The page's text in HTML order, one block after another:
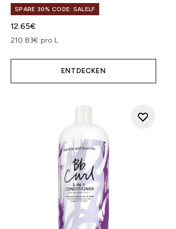
SPARE 30% CODE: SALELF
12.65€
210.83€ pro L
ENTDECKEN